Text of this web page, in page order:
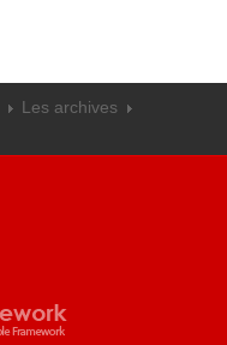
Les archives